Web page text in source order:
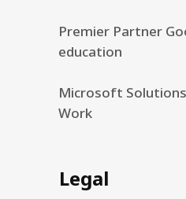
Premier Partner
education
Microsoft
Work
Legal